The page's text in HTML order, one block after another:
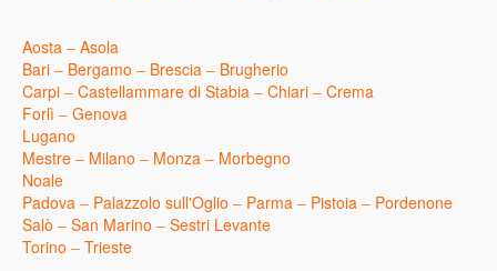
Aosta – Asola
Bari – Bergamo – Brescia – Brugherio
Carpi – Castellammare di Stabia – Chiari – Crema
Forlì – Genova
Lugano
Mestre – Milano – Monza – Morbegno
Noale
Padova – Palazzolo sull'Oglio – Parma – Pistoia – Pordenone
Salò – San Marino – Sestri Levante
Torino – Trieste